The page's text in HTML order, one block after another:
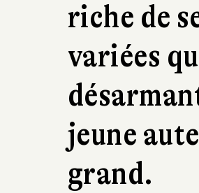
riche de
variées
jeune
grand.